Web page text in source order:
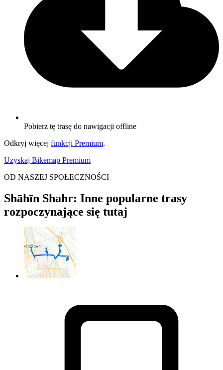
Pobierz tę trasę do nawigacji offline
Odkryj więcej funkcji Premium.
Uzyskaj Bikemap Premium
OD NASZEJ SPOŁECZNOŚCI
Shāhīn Shahr: Inne popularne trasy
rozpoczynające się tutaj